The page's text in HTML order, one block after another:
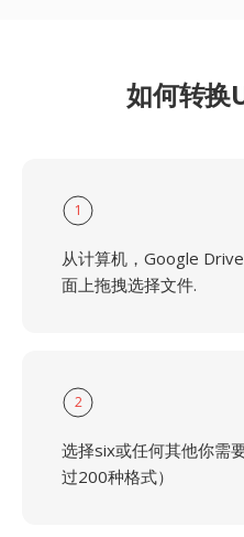
如何转换
1
从计算机，Google
面上拖拽选择文件.
2
选择six或任何其他你需
过200种格式）